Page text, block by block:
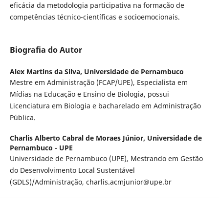
eficácia da metodologia participativa na formação de
competências técnico-científicas e socioemocionais.
Biografia do Autor
Alex Martins da Silva, Universidade de Pernambuco
Mestre em Administração (FCAP/UPE), Especialista em
Mídias na Educação e Ensino de Biologia, possui
Licenciatura em Biologia e bacharelado em Administração
Pública.
Charlis Alberto Cabral de Moraes Júnior, Universidade de
Pernambuco - UPE
Universidade de Pernambuco (UPE), Mestrando em Gestão
do Desenvolvimento Local Sustentável
(GDLS)/Administração, charlis.acmjunior@upe.br